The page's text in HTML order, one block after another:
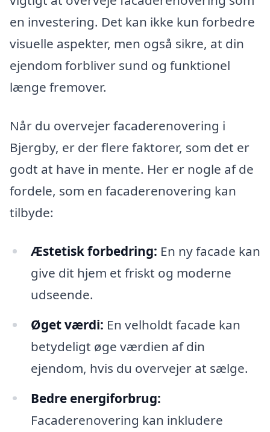
en investering. Det kan ikke kun forbedre
visuelle aspekter, men også sikre, at din
ejendom forbliver sund og funktionel
længe fremover.
Når du overvejer facaderenovering i
Bjergby, er der flere faktorer, som det er
godt at have in mente. Her er nogle af de
fordele, som en facaderenovering kan
tilbyde:
Æstetisk forbedring: En ny facade kan
give dit hjem et friskt og moderne
udseende.
Øget værdi: En velholdt facade kan
betydeligt øge værdien af din
ejendom, hvis du overvejer at sælge.
Bedre energiforbrug:
Facaderenovering kan inkludere